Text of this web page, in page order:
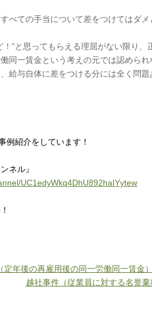
べての手当について差をつけてはダ
！”と思ってもらえる理屈がない限り
同一賃金という考えの元では認めら
給与自体に差をつける分には全く問
例紹介をしています！
ネル』
UC1edyWkq4DhU892haIYytew
定年後の再雇用後の同一労働同一賃金
越社事件（従業員に対する名誉棄